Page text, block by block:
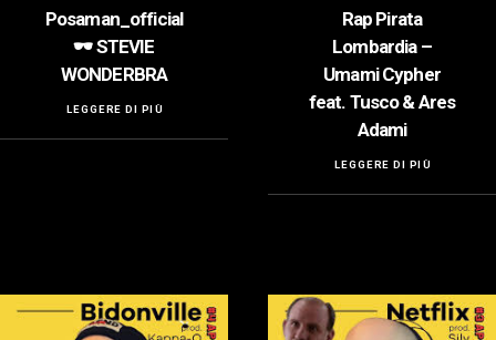
Posaman_official
🕶️ STEVIE
WONDERBRA
LEGGERE DI PIÙ
Rap Pirata
Lombardia –
Umami Cypher
feat. Tusco & Ares
Adami
LEGGERE DI PIÙ